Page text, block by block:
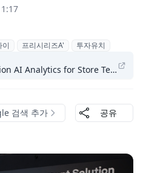
프리시리즈A' 투자유치
AI Analytics for Store Teams
검색 추가 공유